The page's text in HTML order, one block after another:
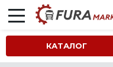
КАТАЛОГ